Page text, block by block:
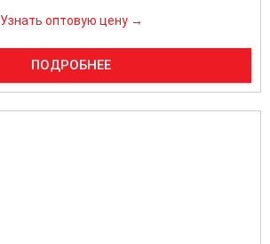
Узнать оптовую цену →
ПОДРОБНЕЕ